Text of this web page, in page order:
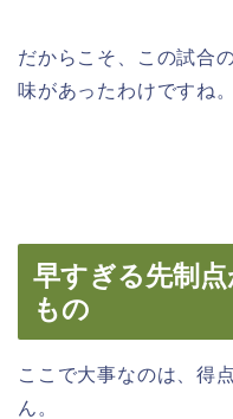
だからこそ、この試合
味があったわけですね。
早すぎる先制
もの
ここで大事なのは、得
ん。